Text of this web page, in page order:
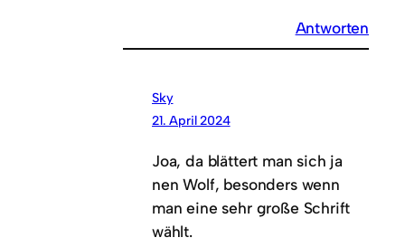
Antworten
Sky
21. April 2024
Joa, da blättert man sich ja
nen Wolf, besonders wenn
man eine sehr große Schrift
wählt.